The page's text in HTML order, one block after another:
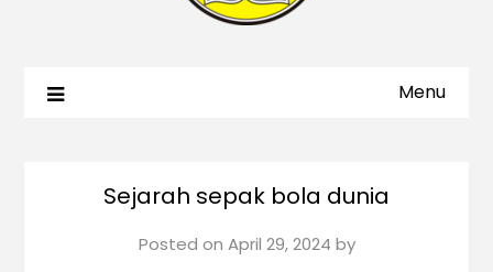
Menu
Sejarah sepak bola dunia
Posted on April 29, 2024 by